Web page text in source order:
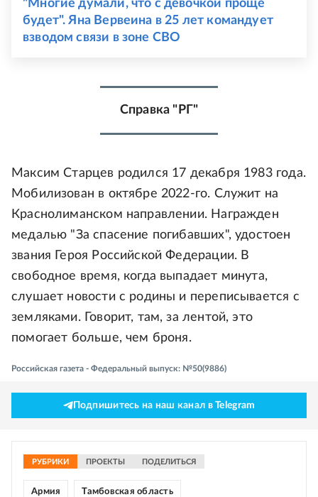
"Многие думали, что с девочкой проще
будет". Яна Вервеина в 25 лет командует
взводом связи в зоне СВО
Справка "РГ"
Максим Старцев родился 17 декабря 1983 года.
Мобилизован в октябре 2022-го. Служит на
Краснолиманском направлении. Награжден
медалью "За спасение погибавших", удостоен
звания Героя Российской Федерации. В
свободное время, когда выпадает минута,
слушает новости с родины и переписывается с
земляками. Говорит, там, за лентой, это
помогает больше, чем броня.
Российская газета - Федеральный выпуск: №50(9886)
Подпишитесь на наш канал в Telegram
РУБРИКИ ПРОЕКТЫ ПОДЕЛИТЬСЯ
Армия Тамбовская область